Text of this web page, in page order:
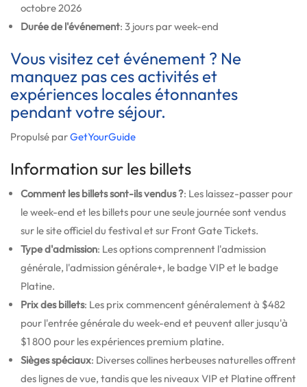
octobre 2026
Durée de l'événement: 3 jours par week-end
Vous visitez cet événement ? Ne
manquez pas ces activités et
expériences locales étonnantes
pendant votre séjour.
Propulsé parGetYourGuide
Information sur les billets
Comment les billets sont-ils vendus ?: Les laissez-passer pour
le week-end et les billets pour une seule journée sont vendus
sur le site officiel du festival et sur Front Gate Tickets.
Type d'admission: Les options comprennent l'admission
générale, l'admission générale+, le badge VIP et le badge
Platine.
Prix des billets: Les prix commencent généralement à $482
pour l'entrée générale du week-end et peuvent aller jusqu'à
$1 800 pour les expériences premium platine.
Sièges spéciaux: Diverses collines herbeuses naturelles offrent
des lignes de vue, tandis que les niveaux VIP et Platine offrent